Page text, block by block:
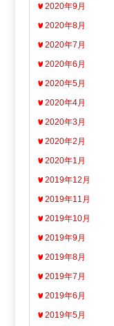
2020年9月
2020年8月
2020年7月
2020年6月
2020年5月
2020年4月
2020年3月
2020年2月
2020年1月
2019年12月
2019年11月
2019年10月
2019年9月
2019年8月
2019年7月
2019年6月
2019年5月